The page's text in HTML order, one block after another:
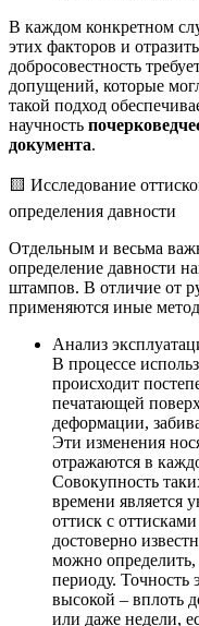
В каждом конкретном
этих факторов и
добросовестность
допущений, которые
такой подход
научность
документа.
🟨 Исследование
определения давности
Отдельным и весьма
определение давности
штампов. В отличие от
применяются иные
Анализ
В процессе
происходит
печатающей
деформации,
Эти изменения
отражаются в
Совокупность
времени является
оттиск с
достоверно
можно определить,
периоду. Точность
высокой – вплоть
или даже недели,